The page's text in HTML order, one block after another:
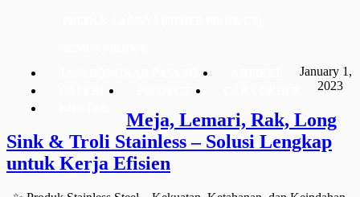
January 1,
2023
Meja, Lemari, Rak, Long
Sink & Troli Stainless – Solusi Lengkap
untuk Kerja Efisien